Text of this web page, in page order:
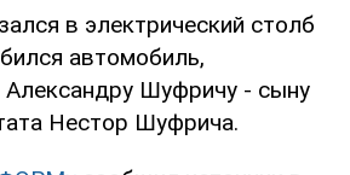
в электрический столб
автомобиль,
Шуфричу - сыну
Нестор Шуфрича.